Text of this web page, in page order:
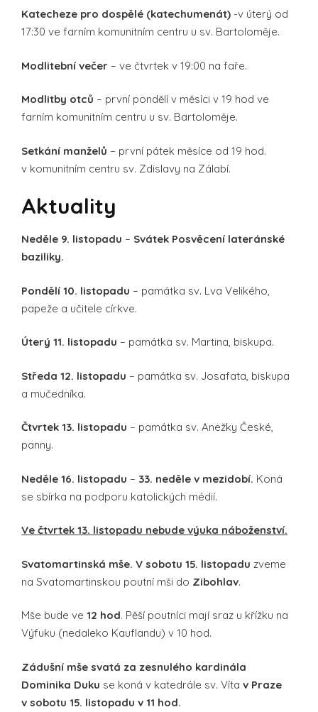
Katecheze pro dospělé (katechumenát) -v úterý od
17:30 ve farním komunitním centru u sv. Bartoloměje.
Modlitební večer – ve čtvrtek v 19:00 na faře.
Modlitby otců – první pondělí v měsíci v 19 hod ve
farním komunitním centru u sv. Bartoloměje.
Setkání manželů – první pátek měsíce od 19 hod.
v komunitním centru sv. Zdislavy na Zálabí.
Aktuality
Neděle 9. listopadu – Svátek Posvěcení lateránské
baziliky.
Pondělí 10. listopadu – památka sv. Lva Velikého,
papeže a učitele církve.
Úterý 11. listopadu – památka sv. Martina, biskupa.
Středa 12. listopadu – památka sv. Josafata, biskupa
a mučedníka.
Čtvrtek 13. listopadu – památka sv. Anežky České,
panny.
Neděle 16. listopadu – 33. neděle v mezidobí. Koná
se sbírka na podporu katolických médií.
Ve čtvrtek 13. listopadu nebude výuka náboženství.
Svatomartinská mše. V sobotu 15. listopadu zveme
na Svatomartinskou poutní mši do Zibohlav.
Mše bude ve 12 hod. Pěší poutníci mají sraz u křížku na
Výfuku (nedaleko Kauflandu) v 10 hod.
Zádušní mše svatá za zesnulého kardinála
Dominika Duku se koná v katedrále sv. Víta v Praze
v sobotu 15. listopadu v 11 hod.